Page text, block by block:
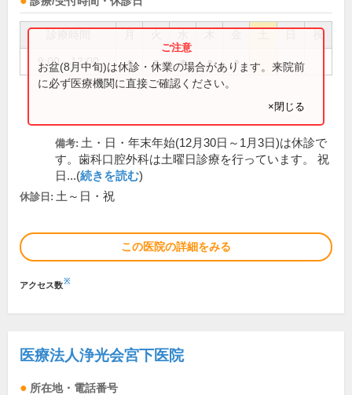
祝
9:00～12:00 ● ● ● ● ●
お盆(8月中旬)は休診・休業の場合があります。来院前
に必ず医療機関に直接ご確認ください。
×閉じる
備考: 土・日・年末年始(12月30日～1月3日)は休診で
す。歯科口腔外科は土曜日診療を行っています。 祝
日...(続きを読む)
休診日: 土～日・祝
この医院の詳細をみる
アクセス数※
医療法人浄光会宮下医院
所在地・電話番号